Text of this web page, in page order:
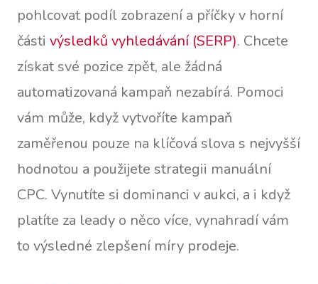
pohlcovat podíl zobrazení a příčky v horní
části výsledků vyhledávání (SERP). Chcete
získat své pozice zpět, ale žádná
automatizovaná kampaň nezabírá. Pomoci
vám může, když vytvoříte kampaň
zaměřenou pouze na klíčová slova s nejvyšší
hodnotou a použijete strategii manuální
CPC. Vynutíte si dominanci v aukci, a i když
platíte za leady o něco více, vynahradí vám
to výsledné zlepšení míry prodeje.